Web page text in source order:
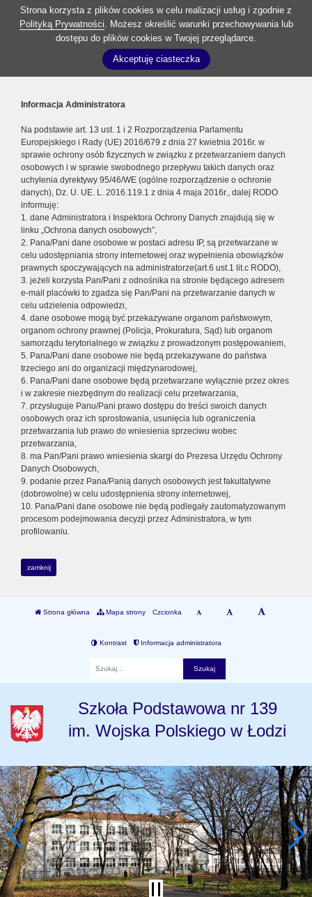
Strona korzysta z plików cookies w celu realizacji usług i zgodnie z
Polityką Prywatności. Możesz określić warunki przechowywania lub
dostępu do plików cookies w Twojej przeglądarce.
Akceptuję ciasteczka
Informacja Administratora
Na podstawie art. 13 ust. 1 i 2 Rozporządzenia Parlamentu
Europejskiego i Rady (UE) 2016/679 z dnia 27 kwietnia 2016r. w
sprawie ochrony osób fizycznych w związku z przetwarzaniem danych
osobowych i w sprawie swobodnego przepływu takich danych oraz
uchylenia dyrektywy 95/46/WE (ogólne rozporządzenie o ochronie
danych), Dz. U. UE. L. 2016.119.1 z dnia 4 maja 2016r., dalej RODO
informuję:
1. dane Administratora i Inspektora Ochrony Danych znajdują się w
linku „Ochrona danych osobowych”,
2. Pana/Pani dane osobowe w postaci adresu IP, są przetwarzane w
celu udostępniania strony internetowej oraz wypełnienia obowiązków
prawnych spoczywających na administratorze(art.6 ust.1 lit.c RODO),
3. jeżeli korzysta Pan/Pani z odnośnika na stronie będącego adresem
e-mail placówki to zgadza się Pan/Pani na przetwarzanie danych w
celu udzielenia odpowiedzi,
4. dane osobowe mogą być przekazywane organom państwowym,
organom ochrony prawnej (Policja, Prokuratura, Sąd) lub organom
samorządu terytorialnego w związku z prowadzonym postępowaniem,
5. Pana/Pani dane osobowe nie będą przekazywane do państwa
trzeciego ani do organizacji międzynarodowej,
6. Pana/Pani dane osobowe będą przetwarzane wyłącznie przez okres
i w zakresie niezbędnym do realizacji celu przetwarzania,
7. przysługuje Panu/Pani prawo dostępu do treści swoich danych
osobowych oraz ich sprostowania, usunięcia lub ograniczenia
przetwarzania lub prawo do wniesienia sprzeciwu wobec
przetwarzania,
8. ma Pan/Pani prawo wniesienia skargi do Prezesa Urzędu Ochrony
Danych Osobowych,
9. podanie przez Pana/Panią danych osobowych jest fakultatywne
(dobrowolne) w celu udostępnienia strony internetowej,
10. Pana/Pani dane osobowe nie będą podlegały zautomatyzowanym
procesom podejmowania decyzji przez Administratora, w tym
profilowaniu.
zamknij
Strona główna Mapa strony Czcionka
Kontrast Informacja administratora
Szkoła Podstawowa nr 139
im. Wojska Polskiego w Łodzi